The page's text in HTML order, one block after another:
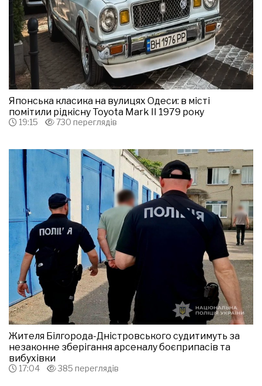
Японська класика на вулицях Одеси: в місті
помітили рідкісну Toyota Mark II 1979 року
19:15 730 переглядів
Жителя Білгорода-Дністровського судитимуть за
незаконне зберігання арсеналу боєприпасів та
вибухівки
17:04 385 переглядів